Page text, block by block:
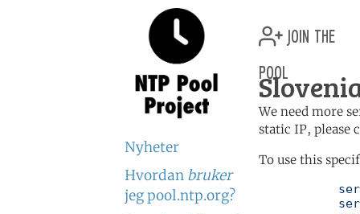
Nyheter
Hvordan bruker
jeg pool.ntp.org?
join the
pool
We need more
static IP, please
To use this